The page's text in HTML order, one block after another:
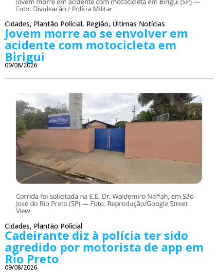
Cidades, Plantão Polícial, Região, Últimas Notícias
Jovem morre ao se envolver em
acidente com motocicleta em
Birigui
09/08/2026
Cidades, Plantão Polícial
Cadeirante diz à polícia ter sido
agredido por motorista de app em
Rio Preto
09/08/2026